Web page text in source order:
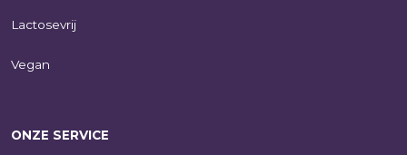
Lactosevrij
Vegan
ONZE SERVICE